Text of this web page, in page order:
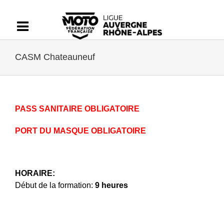
contenu
CASM Chateauneuf
PASS SANITAIRE OBLIGATOIRE
PORT DU MASQUE OBLIGATOIRE
HORAIRE:
Début de la formation: 9 heures